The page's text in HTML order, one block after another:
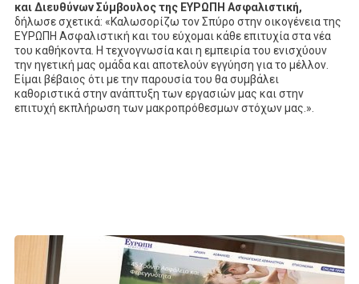
και Διευθύνων Σύμβουλος της ΕΥΡΩΠΗ Ασφαλιστική,
δήλωσε σχετικά: «Καλωσορίζω τον Σπύρο στην οικογένεια της
ΕΥΡΩΠΗ Ασφαλιστική και του εύχομαι κάθε επιτυχία στα νέα
του καθήκοντα. Η τεχνογνωσία και η εμπειρία του ενισχύουν
την ηγετική μας ομάδα και αποτελούν εγγύηση για το μέλλον.
Είμαι βέβαιος ότι με την παρουσία του θα συμβάλει
καθοριστικά στην ανάπτυξη των εργασιών μας και στην
επιτυχή εκπλήρωση των μακροπρόθεσμων στόχων μας.».